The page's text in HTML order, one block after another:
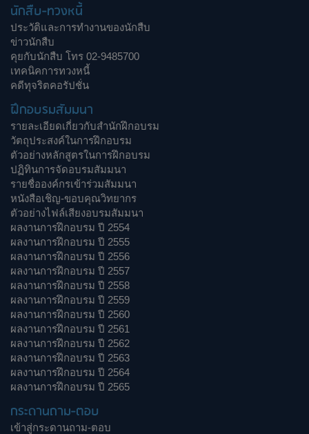
นักสืบ-ทวงหนี้
ประวัติและการทำงานของนักสืบ
ข่าวนักสืบ
คุยกับนักสืบ โทร 02-9485700
เทคนิคการทวงหนี้
คดีทุจริตคอรัปชั่น
ฝึกอบรมสัมมนา
รายละเอียดเกี่ยวกับสำนักฝึกอบรม
วัตถุประสงค์ในการฝึกอบรม
ตัวอย่างหลักสูตรในการฝึกอบรม
ปฏิทินการจัดอบรมสัมมนา
รายชื่อองค์กรเข้าร่วมสัมมนา
หนังสือเชิญ-ขอบคุณวิทยากร
ตัวอย่างไฟล์เสียงอบรมสัมมนา
ผลงานการฝึกอบรม ปี 2554
ผลงานการฝึกอบรม ปี 2555
ผลงานการฝึกอบรม ปี 2556
ผลงานการฝึกอบรม ปี 2557
ผลงานการฝึกอบรม ปี 2558
ผลงานการฝึกอบรม ปี 2559
ผลงานการฝึกอบรม ปี 2560
ผลงานการฝึกอบรม ปี 2561
ผลงานการฝึกอบรม ปี 2562
ผลงานการฝึกอบรม ปี 2563
ผลงานการฝึกอบรม ปี 2564
ผลงานการฝึกอบรม ปี 2565
กระดานถาม-ตอบ
เข้าสู่กระดานถาม-ตอบ